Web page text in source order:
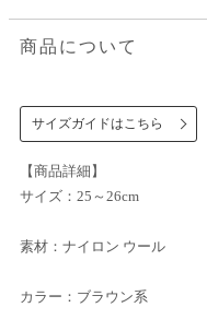
商品について
サイズガイドはこちら
【商品詳細】
サイズ：25～26cm
素材：ナイロン ウール
カラー：ブラウン系